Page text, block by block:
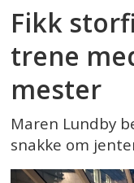
Fikk
trene
mester
Maren Lundby
snakke om